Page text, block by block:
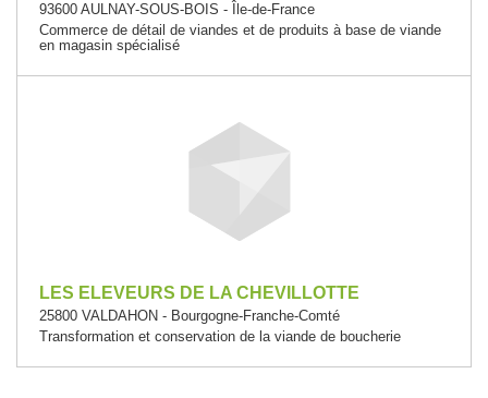
93600 AULNAY-SOUS-BOIS - Île-de-France
Commerce de détail de viandes et de produits à base de viande
en magasin spécialisé
LES ELEVEURS DE LA CHEVILLOTTE
25800 VALDAHON - Bourgogne-Franche-Comté
Transformation et conservation de la viande de boucherie